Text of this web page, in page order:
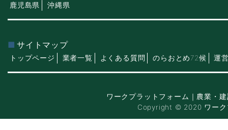
鹿児島県
沖縄県
サイトマップ
トップページ 業者一覧 よくある質問 のらおとめ72候 運
ワークプラットフォーム｜農業・
Copyright © 2020 ワーク